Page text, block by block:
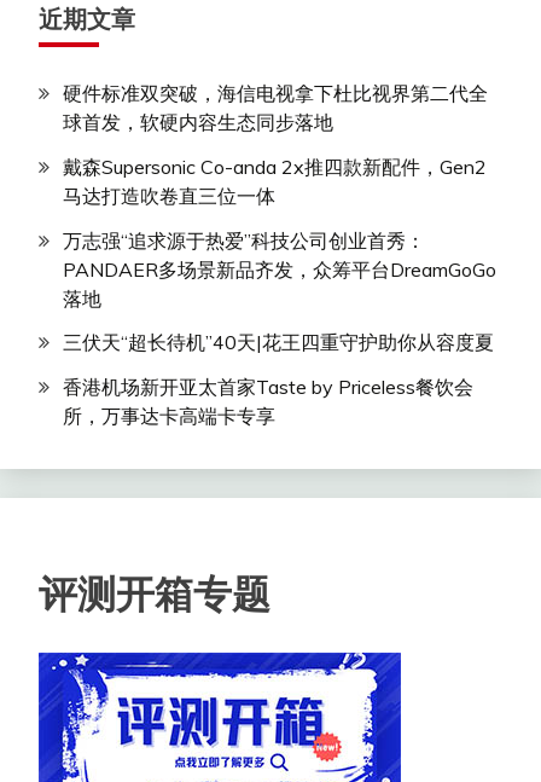
近期文章
硬件标准双突破，海信电视拿下杜比视界第二代全
球首发，软硬内容生态同步落地
戴森Supersonic Co-anda 2x推四款新配件，Gen2
马达打造吹卷直三位一体
万志强“追求源于热爱”科技公司创业首秀：
PANDAER多场景新品齐发，众筹平台DreamGoGo
落地
三伏天“超长待机”40天|花王四重守护助你从容度夏
香港机场新开亚太首家Taste by Priceless餐饮会
所，万事达卡高端卡专享
评测开箱专题